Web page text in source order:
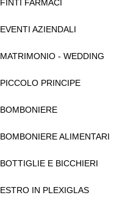
FINTI FARMACI
EVENTI AZIENDALI
MATRIMONIO - WEDDING
PICCOLO PRINCIPE
BOMBONIERE
BOMBONIERE ALIMENTARI
BOTTIGLIE E BICCHIERI
ESTRO IN PLEXIGLAS